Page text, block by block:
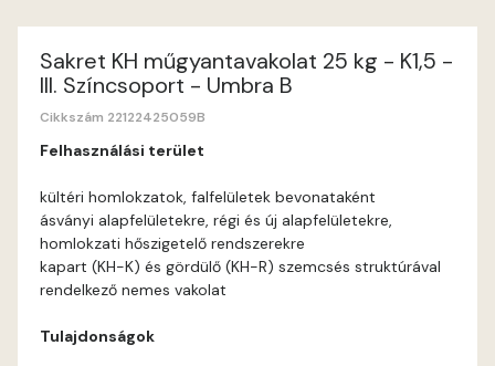
Apricot C
Basalt A
Basalt B
Sakret KH műgyantavakolat 25 kg - K1,5 -
III. Színcsoport - Umbra B
Cikkszám 22122425059B
Felhasználási terület
kültéri homlokzatok, falfelületek bevonataként
ásványi alapfelületekre, régi és új alapfelületekre,
homlokzati hőszigetelő rendszerekre
kapart (KH-K) és gördülő (KH-R) szemcsés struktúrával
rendelkező nemes vakolat
Tulajdonságok